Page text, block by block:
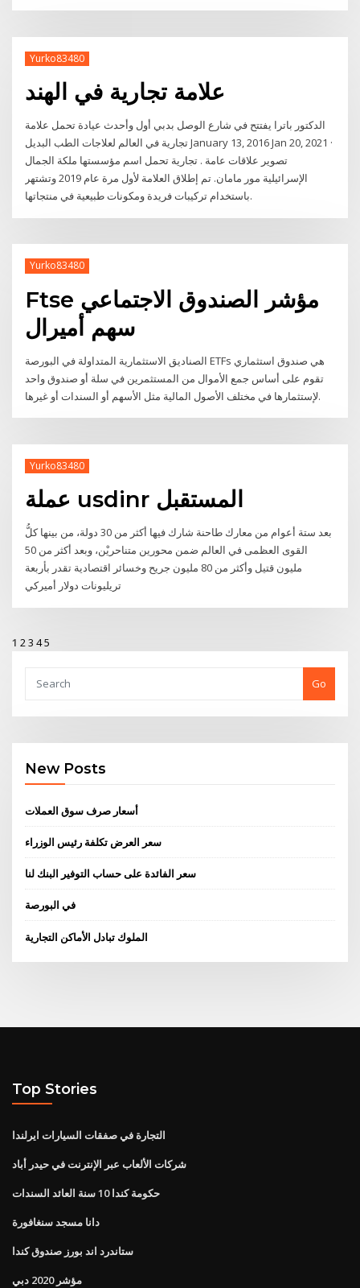
Yurko83480
علامة تجارية في الهند
الدكتور باترا يفتتح في شارع الوصل بدبي أول وأحدث عيادة تحمل علامة
تجارية في العالم لعلاجات الطب البديل January 13, 2016 Jan 20, 2021 ·
تصوير علاقات عامة . تجارية تحمل اسم مؤسستها ملكة الجمال
الإسرائيلية مور مامان. تم إطلاق العلامة لأول مرة عام 2019 وتشتهر
باستخدام تركيبات فريدة ومكونات طبيعية في منتجاتها.
Yurko83480
Ftse مؤشر الصندوق الاجتماعي
سهم أميرال
الصناديق الاستثمارية المتداولة في البورصة ETFs هي صندوق استثماري
تقوم على أساس جمع الأموال من المستثمرين في سلة أو صندوق واحد
لإستثمارها في مختلف الأصول المالية مثل الأسهم أو السندات أو غيرها.
Yurko83480
عملة usdinr المستقبل
بعد ستة أعوام من معارك طاحنة شارك فيها أكثر من 30 دولة، من بينها كلُّ
القوى العظمى في العالم ضمن محورين متناحريْن، وبعد أكثر من 50
مليون قتيل وأكثر من 80 مليون جريح وخسائر اقتصادية تقدر بأربعة
تريليونات دولار أميركي
1 23 45
Go
New Posts
أسعار صرف سوق العملات
سعر العرض تكلفة رئيس الوزراء
سعر الفائدة على حساب التوفير البنك لنا
في البورصة
الملوك تبادل الأماكن التجارية
Top Stories
التجارة في صفقات السيارات ايرلندا
شركات الألعاب عبر الإنترنت في حيدر أباد
حكومة كندا 10 سنة العائد السندات
دانا مسجد سنغافورة
ستاندرد اند بورز صندوق كندا
مؤشر 2020 دبي